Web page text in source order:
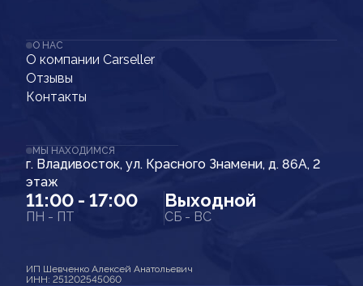
О НАС
О компании Carseller
Отзывы
Контакты
МЫ НАХОДИМСЯ
г. Владивосток, ул. Красного Знамени, д. 86А, 2
этаж
11:00 - 17:00
ПН - ПТ
Выходной
СБ - ВС
ИП Шевченко Алексей Анатольевич
ИНН: 251202545060